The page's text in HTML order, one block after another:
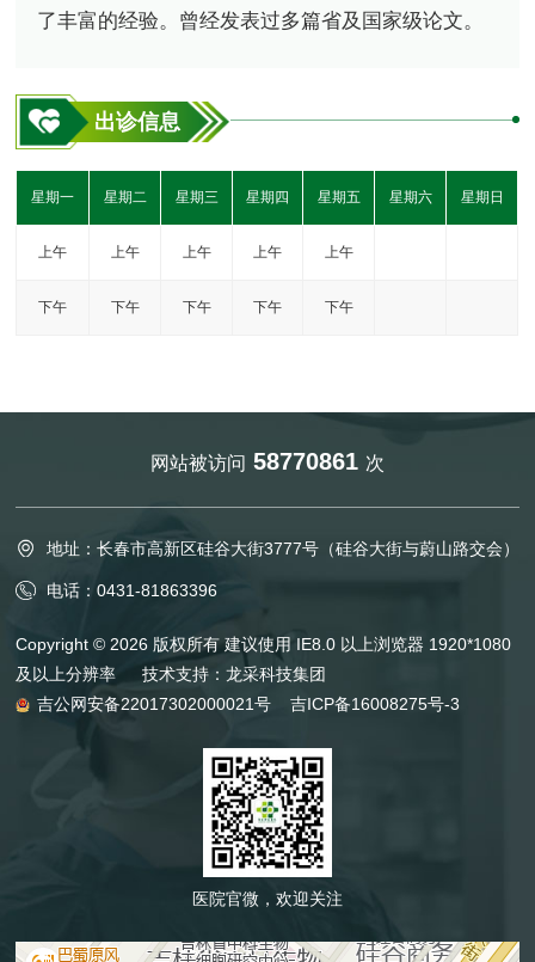
了丰富的经验。曾经发表过多篇省及国家级论文。
出诊信息
星期一 星期二 星期三 星期四 星期五 星期六 星期日
上午 上午 上午 上午 上午
下午 下午 下午 下午 下午
网站被访问 58770861 次
地址：长春市高新区硅谷大街3777号（硅谷大街与蔚山路交会）
电话：0431-81863396
Copyright © 2026 版权所有 建议使用 IE8.0 以上浏览器 1920*1080
及以上分辨率 技术支持：龙采科技集团
吉公网安备22017302000021号
吉ICP备16008275号-3
医院官微，欢迎关注